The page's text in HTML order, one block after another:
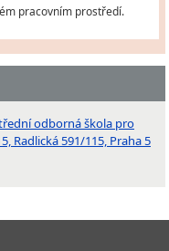
pracovním prostředí.
odborná škola pro
Radlická 591/115, Praha 5